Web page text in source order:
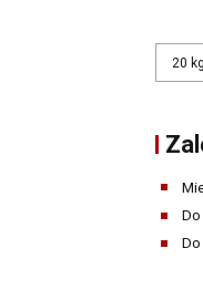
20 kg